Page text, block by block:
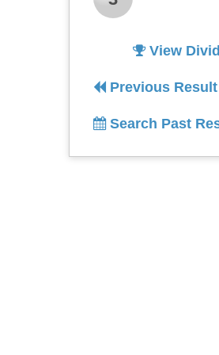
View
Previous Result
Search Past